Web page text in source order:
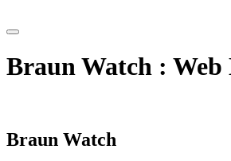
Braun Watch : Web
Braun Watch